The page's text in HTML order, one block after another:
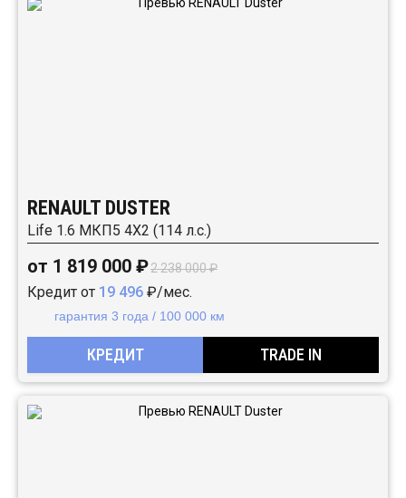
RENAULT DUSTER
Life 1.6 МКП5 4Х2 (114 л.с.)
от 1 819 000 ₽2 238 000 ₽
Кредит от 19 496 ₽/мес.
гарантия 3 года / 100 000 км
КРЕДИТ TRADE IN